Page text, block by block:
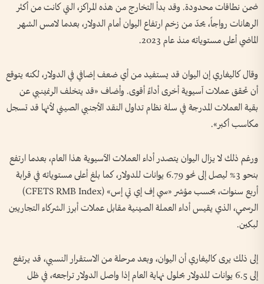
ضمن نطاقات محدودة. وقد بدأ التخارج من هذه المراكز، التي كانت من أكثر
الرهانات رواجاً، يحدّ من زخم ارتفاع اليوان أمام الدولار، بعدما لامس الشهر
الماضي أعلى مستوياته منذ عام 2023.
وقال كاليغاري إن اليوان قد يستفيد من أي ضعف إضافي في الدولار، لكنه يتوقع
أن تحقق عملات آسيوية أخرى أداءً أقوى. وأضاف «قد يتخلف الرنمينبي عن
بقية العملات المدرجة في سلة نظام تداول النقد الأجنبي الصيني لأنها قد تسجل
مكاسب أكبر».
ورغم ذلك لا يزال اليوان يتصدر أداء العملات الآسيوية هذا العام، بعدما ارتفع
بنحو 3% ليصل إلى نحو 6.79 يوانات للدولار، كما بلغ أعلى مستوياته في قرابة
أربع سنوات، بحسب مؤشر «سي إف إي تي إس» (CFETS RMB Index)
الرسمي، الذي يقيس أداء العملة الصينية مقابل عملات أبرز الشركاء التجاريين
لبكين.
إلى ذلك يرى كاليغاري أن اليوان، وبعد مرحلة من الاستقرار النسبي، قد يرتفع
إلى 6.5 يوانات للدولار بحلول نهاية العام إذا واصل الدولار تراجعه، في ظل